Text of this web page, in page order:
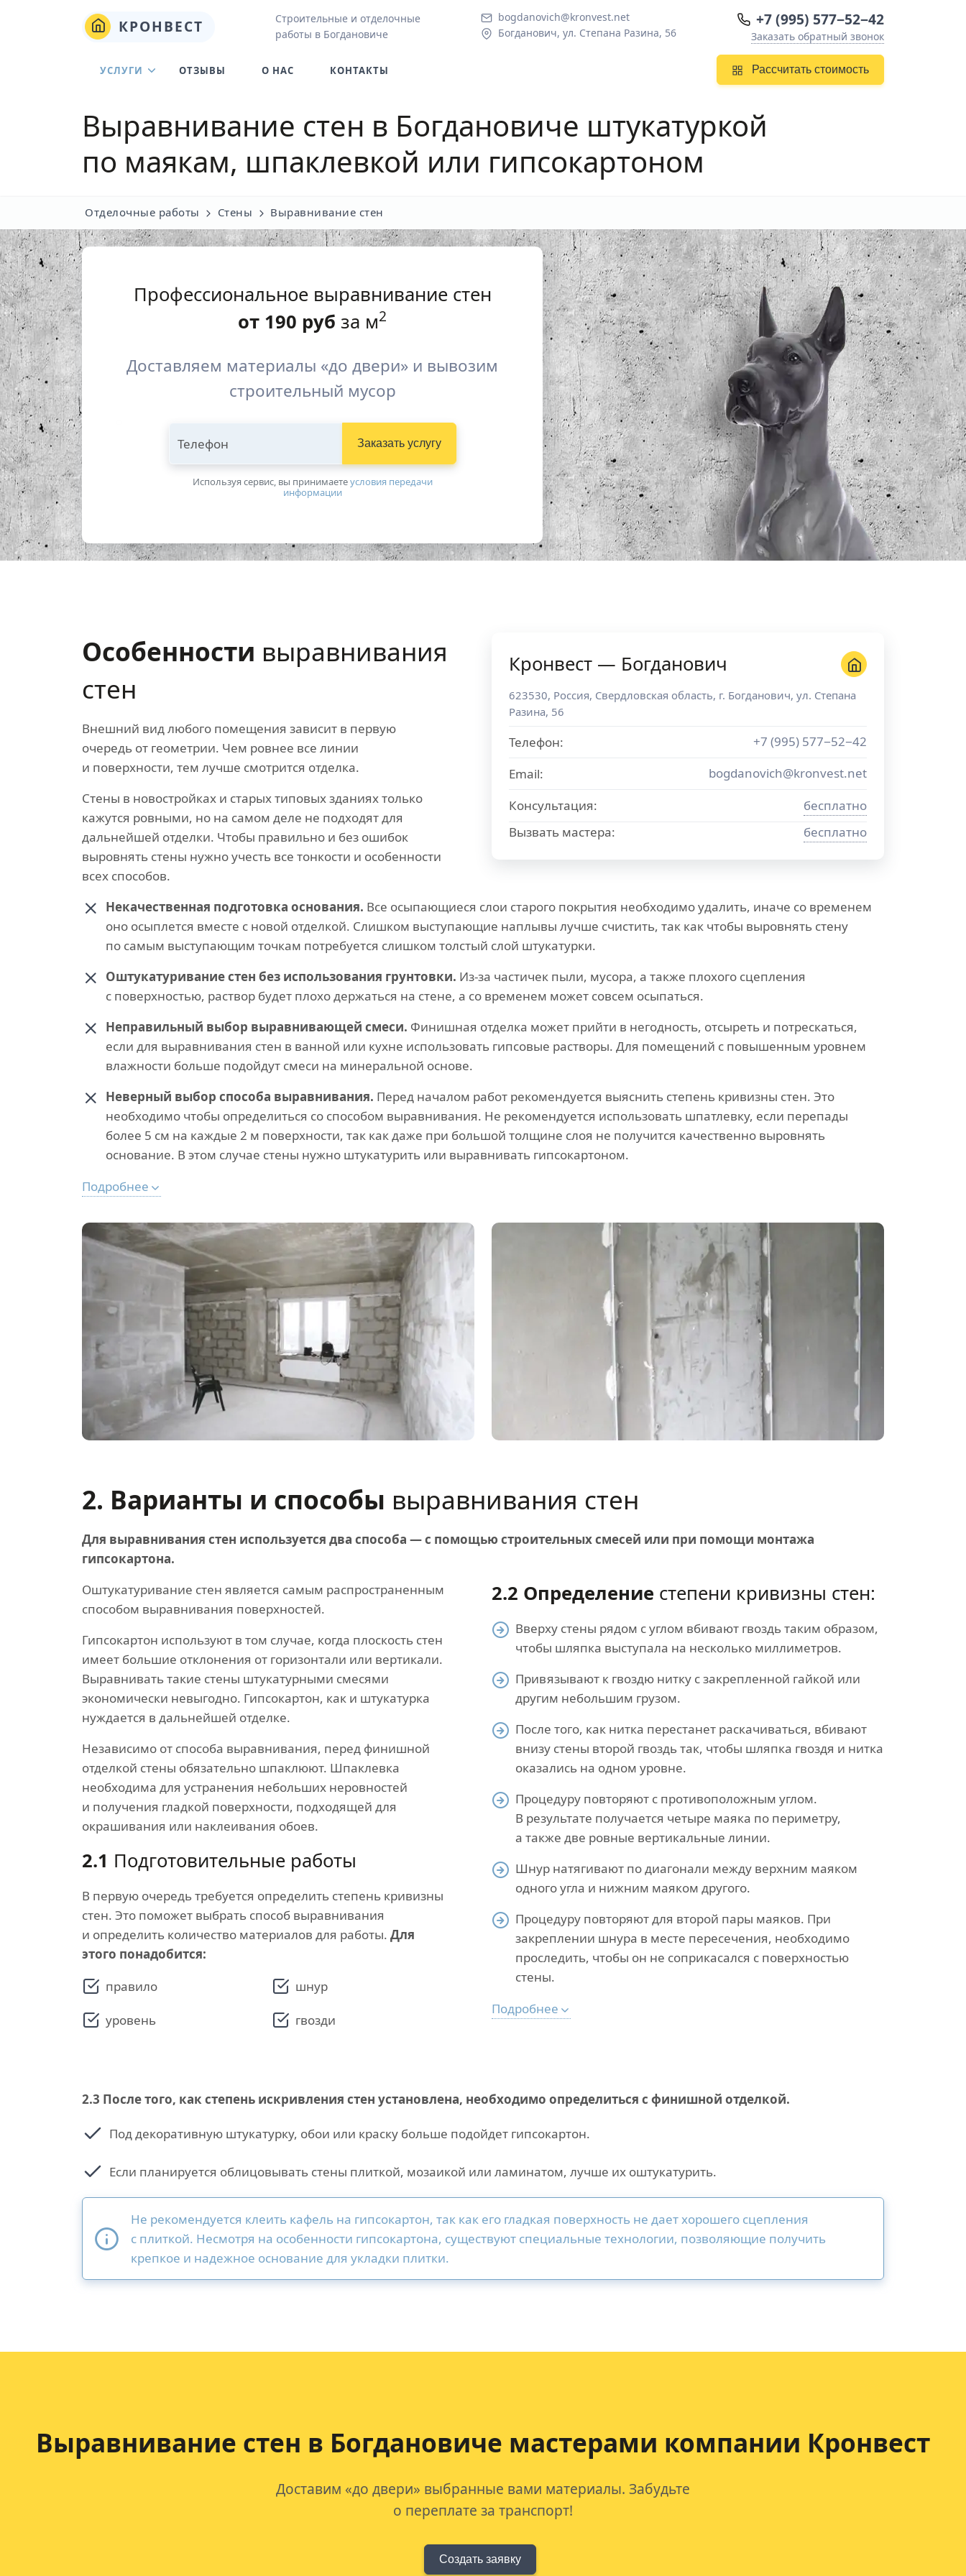
КРОНВЕСТ
Строительные и отделочные
работы в Богдановиче
bogdanovich@kronvest.net
Богданович, ул. Степана Разина, 56
+7 (995) 577−52−42
Заказать обратный звонок
Рассчитать стоимость
УСЛУГИ ОТЗЫВЫ О НАС КОНТАКТЫ
Выравнивание стен в Богдановиче штукатуркой
по маякам, шпаклевкой или гипсокартоном
Отделочные работы Стены Выравнивание стен
Профессиональное выравнивание стен
от 190 руб за м2
Доставляем материалы «до двери» и вывозим
строительный мусор
Телефон Заказать услугу
Используя сервис, вы принимаетeусловия передачи
информации
Особенности выравнивания
стен
Внешний вид любого помещения зависит в первую
очередь от геометрии. Чем ровнее все линии
и поверхности, тем лучше смотрится отделка.
Стены в новостройках и старых типовых зданиях только
кажутся ровными, но на самом деле не подходят для
дальнейшей отделки. Чтобы правильно и без ошибок
выровнять стены нужно учесть все тонкости и особенности
всех способов.
Кронвест — Богданович
623530, Россия, Свердловская область, г. Богданович, ул. Степана
Разина, 56
Телефон:
+7 (995) 577−52−42
Email:
bogdanovich@kronvest.net
Консультация:
бесплатно
Вызвать мастера:
бесплатно
Некачественная подготовка основания. Все осыпающиеся слои старого покрытия необходимо удалить, иначе со временем
оно осыплется вместе с новой отделкой. Слишком выступающие наплывы лучше счистить, так как чтобы выровнять стену
по самым выступающим точкам потребуется слишком толстый слой штукатурки.
Оштукатуривание стен без использования грунтовки. Из-за частичек пыли, мусора, а также плохого сцепления
с поверхностью, раствор будет плохо держаться на стене, а со временем может совсем осыпаться.
Неправильный выбор выравнивающей смеси. Финишная отделка может прийти в негодность, отсыреть и потрескаться,
если для выравнивания стен в ванной или кухне использовать гипсовые растворы. Для помещений с повышенным уровнем
влажности больше подойдут смеси на минеральной основе.
Неверный выбор способа выравнивания. Перед началом работ рекомендуется выяснить степень кривизны стен. Это
необходимо чтобы определиться со способом выравнивания. Не рекомендуется использовать шпатлевку, если перепады
более 5 см на каждые 2 м поверхности, так как даже при большой толщине слоя не получится качественно выровнять
основание. В этом случае стены нужно штукатурить или выравнивать гипсокартоном.
Подробнее
2. Варианты и способы выравнивания стен
Для выравнивания стен используется два способа — с помощью строительных смесей или при помощи монтажа
гипсокартона.
Оштукатуривание стен является самым распространенным
способом выравнивания поверхностей.
Гипсокартон используют в том случае, когда плоскость стен
имеет большие отклонения от горизонтали или вертикали.
Выравнивать такие стены штукатурными смесями
экономически невыгодно. Гипсокартон, как и штукатурка
нуждается в дальнейшей отделке.
Независимо от способа выравнивания, перед финишной
отделкой стены обязательно шпаклюют. Шпаклевка
необходима для устранения небольших неровностей
и получения гладкой поверхности, подходящей для
окрашивания или наклеивания обоев.
2.1 Подготовительные работы
В первую очередь требуется определить степень кривизны
стен. Это поможет выбрать способ выравнивания
и определить количество материалов для работы. Для
этого понадобится:
правило
уровень
шнур
гвозди
2.2 Определение степени кривизны стен:
Вверху стены рядом с углом вбивают гвоздь таким образом,
чтобы шляпка выступала на несколько миллиметров.
Привязывают к гвоздю нитку с закрепленной гайкой или
другим небольшим грузом.
После того, как нитка перестанет раскачиваться, вбивают
внизу стены второй гвоздь так, чтобы шляпка гвоздя и нитка
оказались на одном уровне.
Процедуру повторяют с противоположным углом.
В результате получается четыре маяка по периметру,
а также две ровные вертикальные линии.
Шнур натягивают по диагонали между верхним маяком
одного угла и нижним маяком другого.
Процедуру повторяют для второй пары маяков. При
закреплении шнура в месте пересечения, необходимо
проследить, чтобы он не соприкасался с поверхностью
стены.
Подробнее
2.3 После того, как степень искривления стен установлена, необходимо определиться с финишной отделкой.
Под декоративную штукатурку, обои или краску больше подойдет гипсокартон.
Если планируется облицовывать стены плиткой, мозаикой или ламинатом, лучше их оштукатурить.
Не рекомендуется клеить кафель на гипсокартон, так как его гладкая поверхность не дает хорошего сцепления
с плиткой. Несмотря на особенности гипсокартона, существуют специальные технологии, позволяющие получить
крепкое и надежное основание для укладки плитки.
Выравнивание стен в Богдановиче мастерами компании Кронвест
Доставим «до двери» выбранные вами материалы. Забудьте
о переплате за транспорт!
Создать заявку